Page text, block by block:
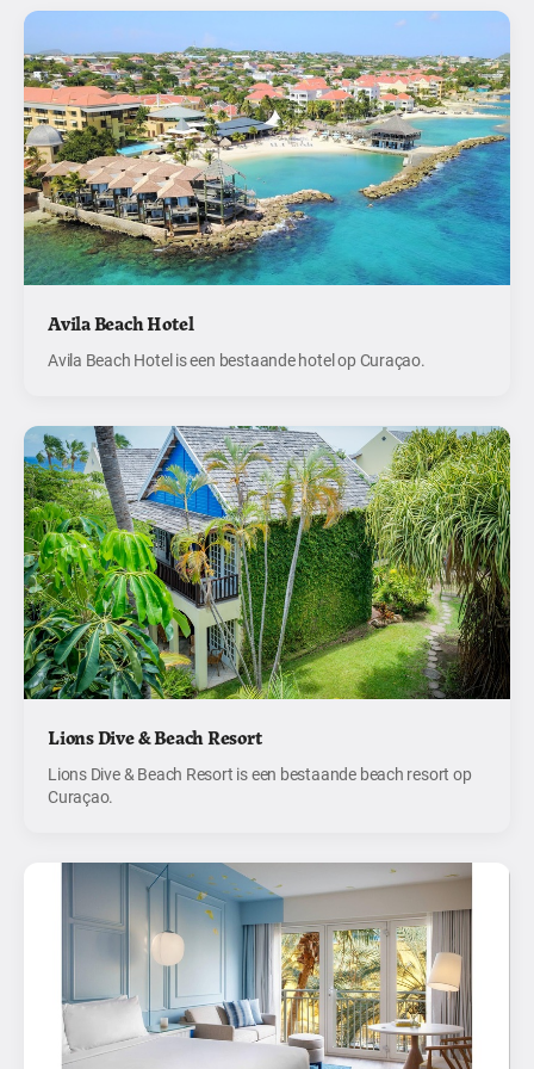
Avila Beach Hotel
Avila Beach Hotel is een bestaande hotel op Curaçao.
Lions Dive & Beach Resort
Lions Dive & Beach Resort is een bestaande beach resort op
Curaçao.